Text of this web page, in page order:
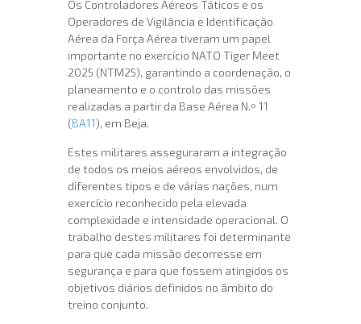
Os Controladores Aéreos Táticos e os
Operadores de Vigilância e Identificação
Aérea da Força Aérea tiveram um papel
importante no exercício NATO Tiger Meet
2025 (NTM25), garantindo a coordenação, o
planeamento e o controlo das missões
realizadas a partir da Base Aérea N.º 11
(BA11), em Beja.
Estes militares asseguraram a integração
de todos os meios aéreos envolvidos, de
diferentes tipos e de várias nações, num
exercício reconhecido pela elevada
complexidade e intensidade operacional. O
trabalho destes militares foi determinante
para que cada missão decorresse em
segurança e para que fossem atingidos os
objetivos diários definidos no âmbito do
treino conjunto.